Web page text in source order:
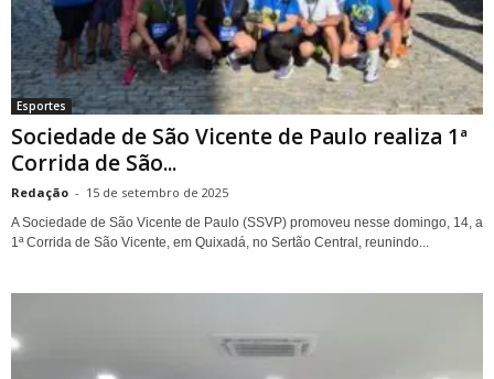
Esportes
Sociedade de São Vicente de Paulo realiza 1ª
Corrida de São...
Redação - 15 de setembro de 2025
A Sociedade de São Vicente de Paulo (SSVP) promoveu nesse domingo, 14, a
1ª Corrida de São Vicente, em Quixadá, no Sertão Central, reunindo...